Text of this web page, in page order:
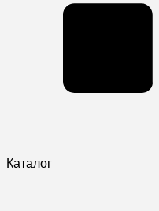
Каталог